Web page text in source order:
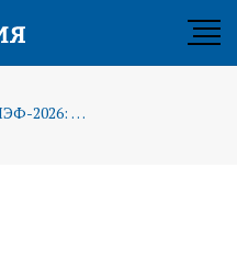
ПМЭФ-2026: В Тульской области появится промышленный технопарк для медицинской продукции